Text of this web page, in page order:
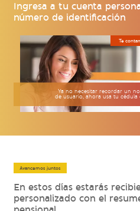
Te
Ya no necesitar recordar un
de usuario, ahora usa tu cédula
Ingresa a tu cuenta
número de identificación
Avancemos juntos
En estos días estarás
personalizado con el